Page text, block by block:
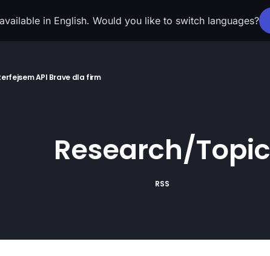
in English. Would you like to switch languages?
API Brave dla firm
Research/Topic
RSS